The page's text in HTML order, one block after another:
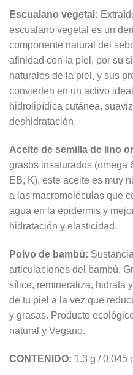
Escualano vegetal :
escualano vegetal es un
componente natural del
afinidad con la piel, por su
naturales de la piel, y sus
convierten en un activo
hidrolipídica cutánea,
deshidratación.
Aceite de semilla de lino
grasos insaturados (omega
EB, K), este aceite es muy
a las macromoléculas que
agua en la epidermis y
hidratación y elasticidad.
Polvo de bambú:
articulaciones del bambú.
sílice, remineraliza, hidrata
de tu piel a la vez que
y grasas. Producto
natural y Vegano.
CONTENIDO: 1.3 g / 0.045